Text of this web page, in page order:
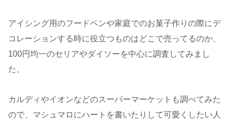
アイシング用のフードペンや家庭でのお菓子作りの際にデ
コレーションする時に役立つものはどこで売ってるのか、
100円均一のセリアやダイソーを中心に調査してみまし
た。
カルディやイオンなどのスーパーマーケットも調べてみた
ので、マシュマロにハートを書いたりして可愛くしたい人